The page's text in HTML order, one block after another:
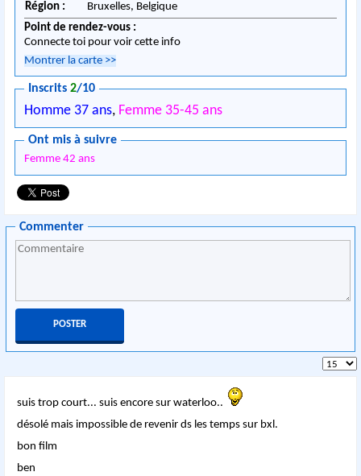
Région :
Bruxelles, Belgique
Point de rendez-vous :
Connecte toi pour voir cette info
Montrer la carte >>
Inscrits2/10
Homme 37 ans, Femme 35-45 ans
Ont mis à suivre
Femme 42 ans
Commenter
suis trop court... suis encore sur waterloo..
désolé mais impossible de revenir ds les temps sur bxl.
bon film
ben